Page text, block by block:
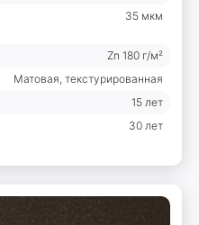
35 мкм
Zn 180 г/м²
Матовая, текстурированная
15 лет
30 лет